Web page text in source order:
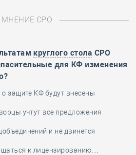
МНЕНИЕ СРО
круглого стола СРО
для КФ изменения
защите КФ будут внесены
учтут все предложения
и не двинется
к лицензированию…